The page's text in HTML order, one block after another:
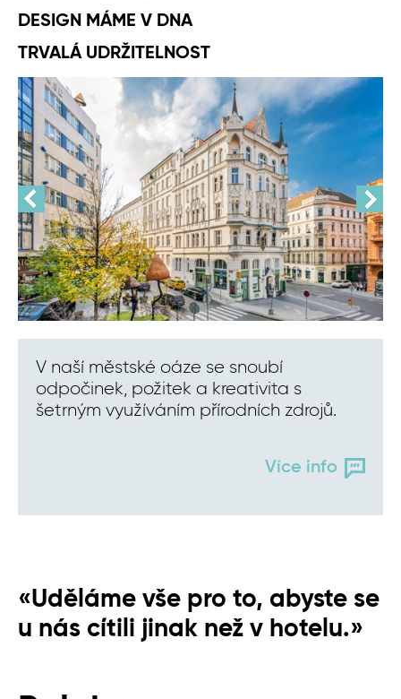
DESIGN MÁME V DNA
TRVALÁ UDRŽITELNOST
V naší městské oáze se snoubí
odpočinek, požitek a kreativita s
šetrným využíváním přírodních zdrojů.
Více info
«Uděláme vše pro to, abyste se
u nás cítili jinak než v hotelu.»